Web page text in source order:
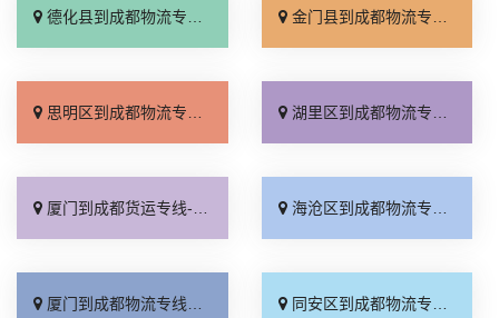
德化县到成都物流专线_服务周到「多久时间」 金门县到成都物流专线_保证时效「不随意加价」
思明区到成都物流专线_价格透明「要几天到」 湖里区到成都物流专线_直发全境「限时必达」
厦门到成都货运专线-厦门到成都物流公司_随叫随到「怎么收费」 海沧区到成都物流专线_合同承运「无需中转」
厦门到成都物流专线_多年经验「费用多少」 同安区到成都物流专线_运保时效「专线查询」